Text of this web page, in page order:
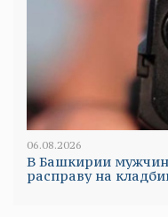
06.08.2026
В Башкирии
расправу на